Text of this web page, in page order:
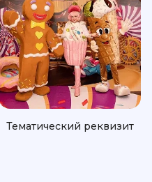
Тематический реквизит